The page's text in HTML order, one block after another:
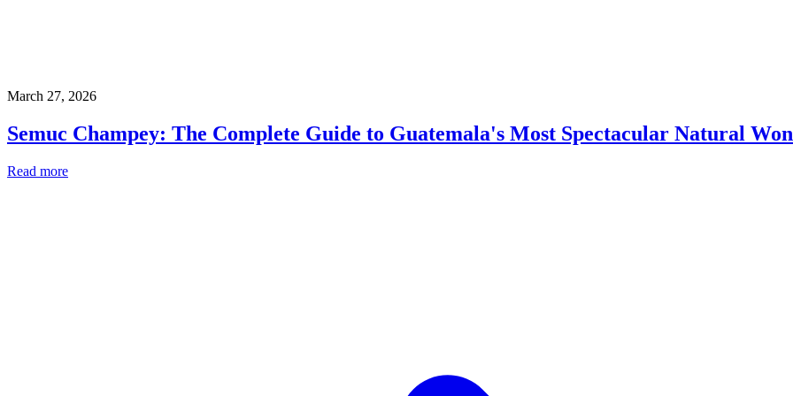
March 27, 2026
Semuc Champey: The Complete Guide to Guatemala's Most Spectacular Natural
Read more